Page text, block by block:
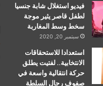
فيديو استغلال شابة جنسيا
لطفل قاصر يثير موجة
سخط وسط المغاربة
سبتمبر 20, 2020
استعدادا للاستحقاقات
الانتخابية.. لفتيت يطلق
حركة انتقالية واسعة في
صفوف رجال السلطة